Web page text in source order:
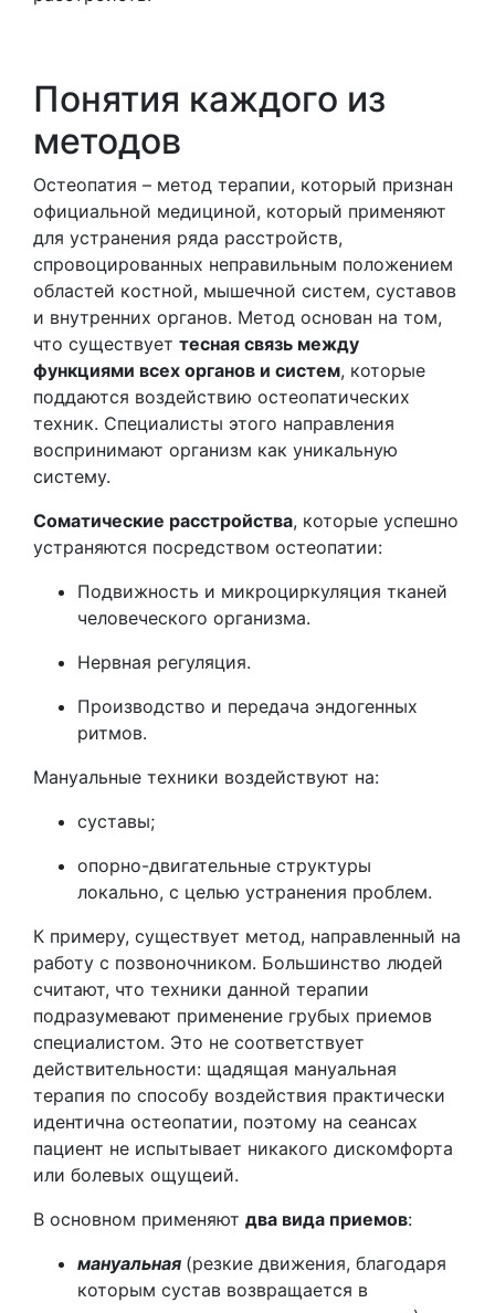
Понятия каждого из
методов
Остеопатия – метод терапии, который признан
официальной медициной, который применяют
для устранения ряда расстройств,
спровоцированных неправильным положением
областей костной, мышечной систем, суставов
и внутренних органов. Метод основан на том,
что существует тесная связь между
функциями всех органов и систем, которые
поддаются воздействию остеопатических
техник. Специалисты этого направления
воспринимают организм как уникальную
систему.
Соматические расстройства, которые успешно
устраняются посредством остеопатии:
Подвижность и микроциркуляция тканей
человеческого организма.
Нервная регуляция.
Производство и передача эндогенных
ритмов.
Мануальные техники воздействуют на:
суставы;
опорно-двигательные структуры
локально, с целью устранения проблем.
К примеру, существует метод, направленный на
работу с позвоночником. Большинство людей
считают, что техники данной терапии
подразумевают применение грубых приемов
специалистом. Это не соответствует
действительности: щадящая мануальная
терапия по способу воздействия практически
идентична остеопатии, поэтому на сеансах
пациент не испытывает никакого дискомфорта
или болевых ощущеий.
В основном применяют два вида приемов:
мануальная (резкие движения, благодаря
которым сустав возвращается в